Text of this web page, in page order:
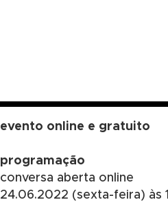
evento online e gratuito
programação
conversa aberta online
24.06.2022 (sexta-feira) às